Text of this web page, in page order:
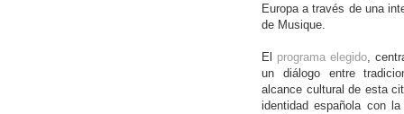
Europa a través de una
de Musique.
El programa elegido,
un diálogo entre
alcance cultural de esta
identidad española con